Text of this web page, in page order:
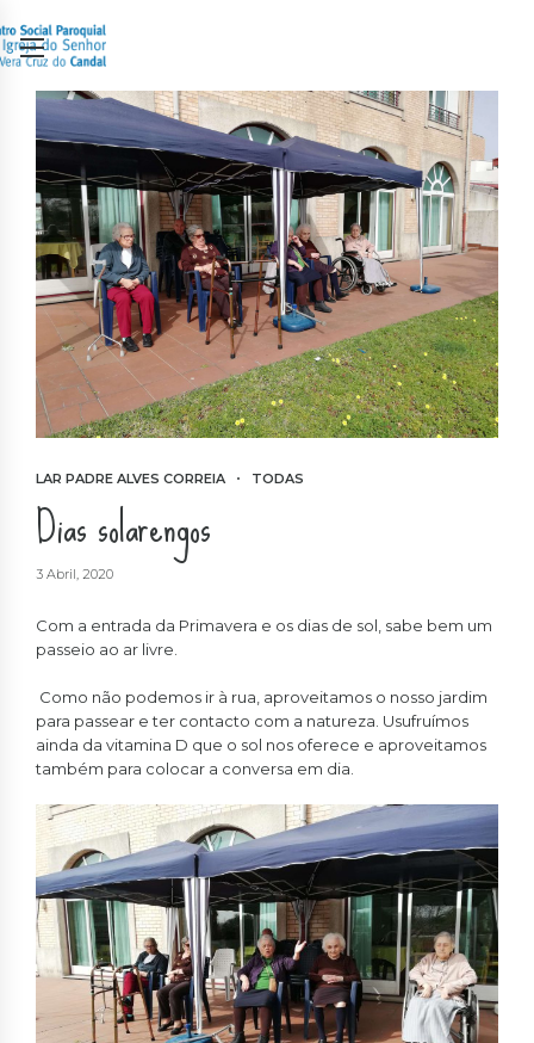
LAR PADRE ALVES CORREIA TODAS
Dias solarengos
3 Abril, 2020
Com a entrada da Primavera e os dias de sol, sabe bem um
passeio ao ar livre.
Como não podemos ir à rua, aproveitamos o nosso jardim
para passear e ter contacto com a natureza. Usufruímos
ainda da vitamina D que o sol nos oferece e aproveitamos
também para colocar a conversa em dia.